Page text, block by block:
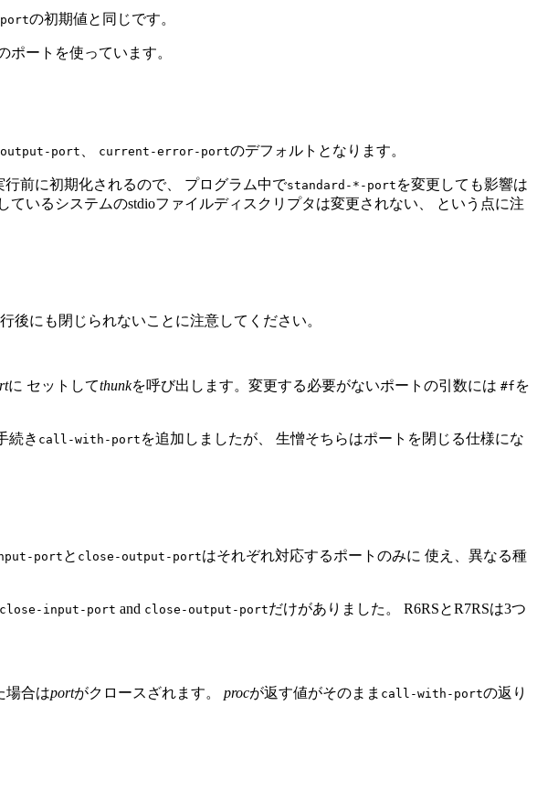
の初期値と同じです。
ポートを使っています。
port current-error-portのデフォルトとなります。
行前に初期化されるので、 プログラム中でstandard-*-port を変更しても影響は
いるシステムのstdioファイルディスクリプタは変更されない、 という点に注
後にも閉じられないことに注意してください。
に セットしてthunkを呼び出します。変更する必要がないポートの引数には #f を
続き call-with-port を追加しましたが、 生憎そちらはポートを閉じる仕様にな
port と close-output-portはそれぞれ対応するポートのみに 使え、異なる種
close-input-port and close-output-portだけがありました。 R6RSとR7RSは3つ
場合はportがクロースざれます。 procが返す値がそのまま call-with-portの返り